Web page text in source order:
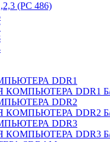
(PC 486)
DDR1
DDR1
DDR2
DDR2
DDR3
DDR3